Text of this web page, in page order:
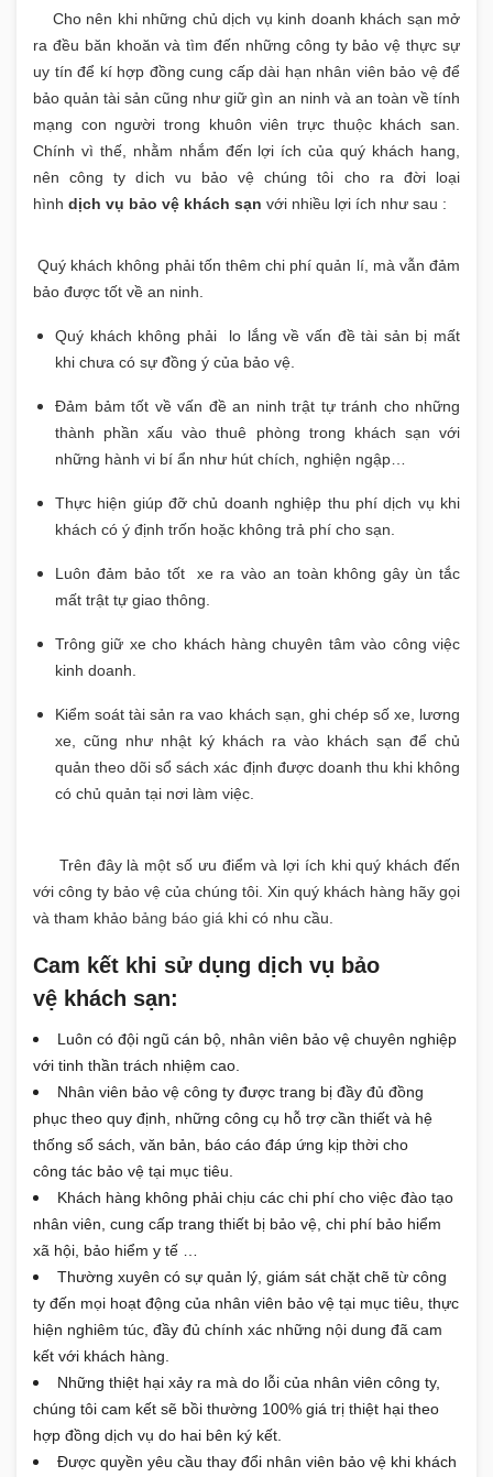
Cho nên khi những chủ dịch vụ kinh doanh khách sạn mở
ra đều băn khoăn và tìm đến những công ty bảo vệ thực sự
uy tín để kí hợp đồng cung cấp dài hạn nhân viên bảo vệ để
bảo quản tài sản cũng như giữ gìn an ninh và an toàn về tính
mạng con người trong khuôn viên trực thuộc khách san.
Chính vì thế, nhằm nhắm đến lợi ích của quý khách hang,
nên công ty dich vu bảo vệ chúng tôi cho ra đời loại
hình dịch vụ bảo vệ khách sạn với nhiều lợi ích như sau :
Quý khách không phải tốn thêm chi phí quản lí, mà vẫn đảm
bảo được tốt về an ninh.
Quý khách không phải lo lắng về vấn đề tài sản bị mất
khi chưa có sự đồng ý của bảo vệ.
Đảm bảm tốt về vấn đề an ninh trật tự tránh cho những
thành phần xấu vào thuê phòng trong khách sạn với
những hành vi bí ẩn như hút chích, nghiện ngập…
Thực hiện giúp đỡ chủ doanh nghiệp thu phí dịch vụ khi
khách có ý định trốn hoặc không trả phí cho sạn.
Luôn đảm bảo tốt xe ra vào an toàn không gây ùn tắc
mất trật tự giao thông.
Trông giữ xe cho khách hàng chuyên tâm vào công việc
kinh doanh.
Kiểm soát tài sản ra vao khách sạn, ghi chép số xe, lương
xe, cũng như nhật ký khách ra vào khách sạn để chủ
quản theo dõi sổ sách xác định được doanh thu khi không
có chủ quản tại nơi làm việc.
Trên đây là một số ưu điểm và lợi ích khi quý khách đến
với công ty bảo vệ của chúng tôi. Xin quý khách hàng hãy gọi
và tham khảo bảng báo giá khi có nhu cầu.
Cam kết khi sử dụng dịch vụ bảo
vệ khách sạn:
Luôn có đội ngũ cán bộ, nhân viên bảo vệ chuyên nghiệp
với tinh thần trách nhiệm cao.
Nhân viên bảo vệ công ty được trang bị đầy đủ đồng
phục theo quy định, những công cụ hỗ trợ cần thiết và hệ
thống sổ sách, văn bản, báo cáo đáp ứng kịp thời cho
công tác bảo vệ tại mục tiêu.
Khách hàng không phải chịu các chi phí cho việc đào tạo
nhân viên, cung cấp trang thiết bị bảo vệ, chi phí bảo hiểm
xã hội, bảo hiểm y tế …
Thường xuyên có sự quản lý, giám sát chặt chẽ từ công
ty đến mọi hoạt động của nhân viên bảo vệ tại mục tiêu, thực
hiện nghiêm túc, đầy đủ chính xác những nội dung đã cam
kết với khách hàng.
Những thiệt hại xảy ra mà do lỗi của nhân viên công ty,
chúng tôi cam kết sẽ bồi thường 100% giá trị thiệt hại theo
hợp đồng dịch vụ do hai bên ký kết.
Được quyền yêu cầu thay đổi nhân viên bảo vệ khi khách